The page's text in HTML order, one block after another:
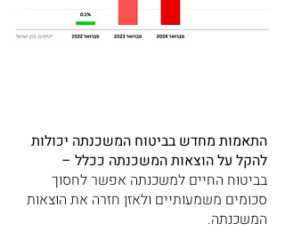
התאמות מחדש בביטוח המשכנתה יכולות
להקל על הוצאות המשכנתה ככלל –
בביטוח החיים למשכנתה אפשר לחסוך
סכומים משמעותיים ולאזן חזרה את הוצאות
המשכנתה.